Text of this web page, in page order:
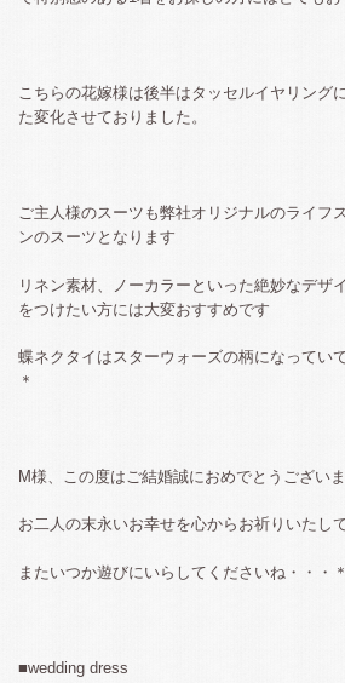
こちらの花嫁様は後半はタッセルイヤリング
た変化させておりました。
ご主人様のスーツも弊社オリジナルのライフ
ンのスーツとなります
リネン素材、ノーカラーといった絶妙なデザ
をつけたい方には大変おすすめです
蝶ネクタイはスターウォーズの柄になってい
＊
M様、この度はご結婚誠におめでとうございま
お二人の末永いお幸せを心からお祈りいたし
またいつか遊びにいらしてくださいね・・・＊
■wedding dress